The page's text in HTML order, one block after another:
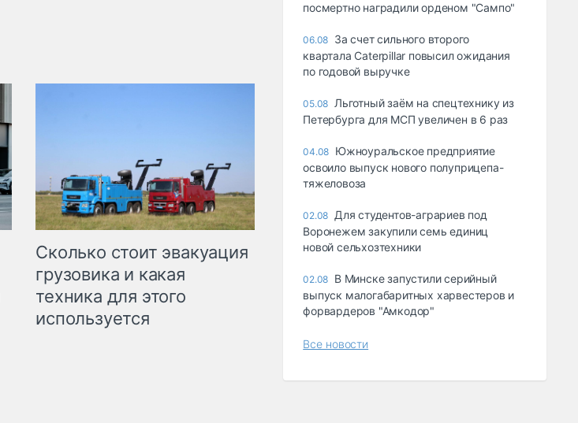
Сколько стоит эвакуация
грузовика и какая
техника для этого
используется
посмертно наградили орденом "Сампо"
06.08 За счет сильного второго
квартала Caterpillar повысил ожидания
по годовой выручке
05.08 Льготный заём на спецтехнику из
Петербурга для МСП увеличен в 6 раз
04.08 Южноуральское предприятие
освоило выпуск нового полуприцепа-
тяжеловоза
02.08 Для студентов-аграриев под
Воронежем закупили семь единиц
новой сельхозтехники
02.08 В Минске запустили серийный
выпуск малогабаритных харвестеров и
форвардеров "Амкодор"
Все новости